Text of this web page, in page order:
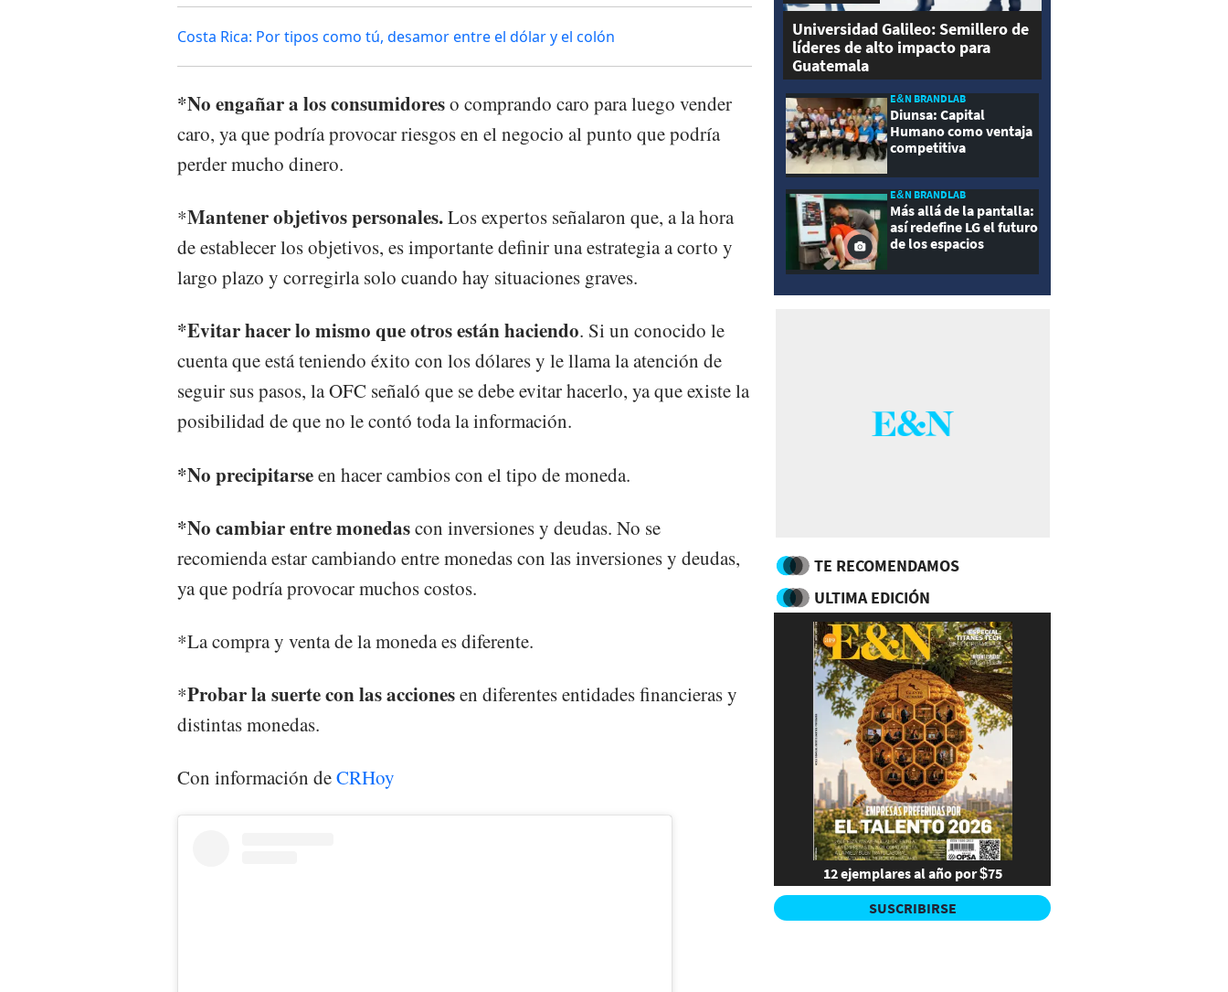
Costa Rica: Por tipos como tú, desamor entre el dólar y el colón
*No engañar a los consumidoreso comprando caro para luego vender
caro, ya que podría provocar riesgos en el negocio al punto que podría
perder mucho dinero.
*Mantener objetivos personales.Los expertos señalaron que, a la hora
de establecer los objetivos, es importante definir una estrategia a corto y
largo plazo y corregirla solo cuando hay situaciones graves.
*Evitar hacer lo mismo que otros están haciendo. Si un conocido le
cuenta que está teniendo éxito con los dólares y le llama la atención de
seguir sus pasos, la OFC señaló que se debe evitar hacerlo, ya que existe la
posibilidad de que no le contó toda la información.
*No precipitarseen hacer cambios con el tipo de moneda.
*No cambiar entre monedascon inversiones y deudas. No se
recomienda estar cambiando entre monedas con las inversiones y deudas,
ya que podría provocar muchos costos.
*La compra y venta de la moneda es diferente.
*Probar la suerte con las accionesen diferentes entidades financieras y
distintas monedas.
Con información deCRHoy
Universidad Galileo: Semillero de
líderes de alto impacto para
Guatemala
E&N BRANDLAB
Diunsa: Capital
Humano como ventaja
competitiva
E&N BRANDLAB
Más allá de la pantalla:
así redefine LG el futuro
de los espacios
TE RECOMENDAMOS
ULTIMA EDICIÓN
12 ejemplares al año por $75
SUSCRIBIRSE